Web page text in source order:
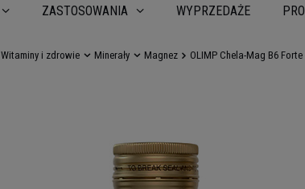
ZASTOSOWANIA WYPRZEDAŻE
Witaminy i zdrowie Minerały Magnez OLIMP Chela-Mag B6